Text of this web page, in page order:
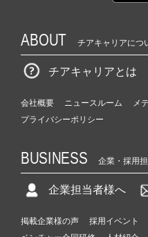
ABOUT チアキャリアにつ
チアキャリアとは
会社概要 ニュースルーム
メ
プライバシーポリシー
BUSINESS 企業・採用
企業担当者様へ
掲載企業様の声 採用イベント